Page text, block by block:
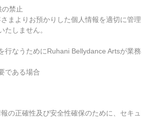
禁止
まよりお預かりした個人情報を適切に管
たしません。
行なうためにRuhani Bellydance Artsが業
である場合
の正確性及び安全性確保のために、セキ